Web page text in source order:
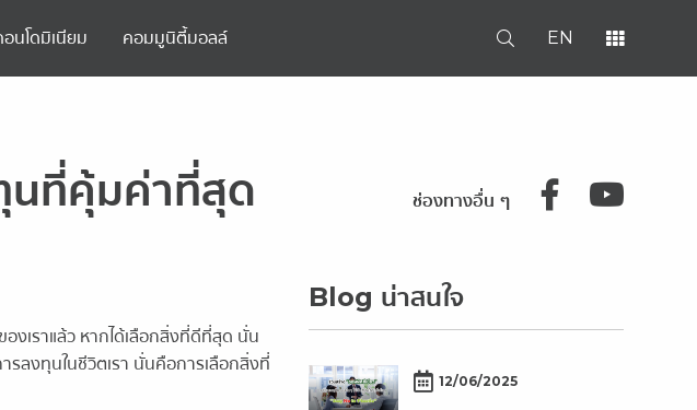
อนโดมิเนียม คอมมูนิตี้มอลล์ EN
นที่คุ้มค่าที่สุด ช่องทางอื่น ๆ
งเราแล้ว หากได้เลือกสิ่งที่ดีที่สุด นั่น
ลงทุนในชีวิตเรา นั่นคือการเลือกสิ่งที่
Blog น่าสนใจ
12/06/2025